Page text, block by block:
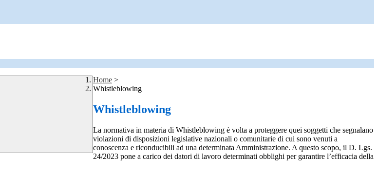
Home >
Whistleblowing
Whistleblowing
La normativa in materia di Whistleblowing è volta a proteggere quei soggetti che segnalano
violazioni di disposizioni legislative nazionali o comunitarie di cui sono venuti a
conoscenza e riconducibili ad una determinata Amministrazione. A questo scopo, il D. Lgs.
24/2023 pone a carico dei datori di lavoro determinati obblighi per garantire l’efficacia della